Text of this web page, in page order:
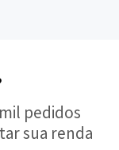
pedidos
sua renda